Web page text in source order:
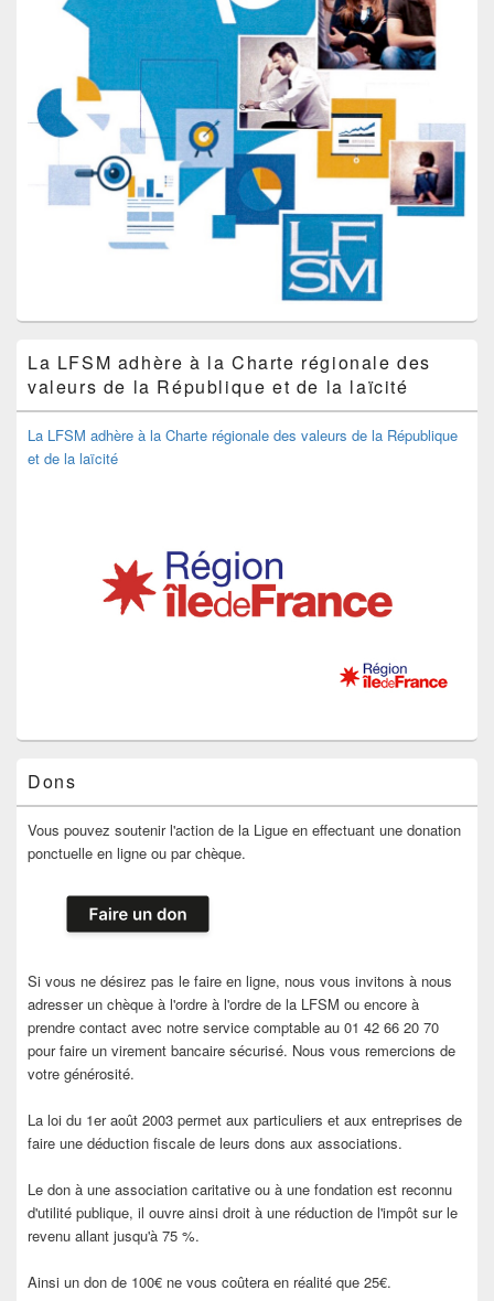
La LFSM adhère à la Charte régionale des
valeurs de la République et de la laïcité
La LFSM adhère à la Charte régionale des valeurs de la République
et de la laïcité
Dons
Vous pouvez soutenir l'action de la Ligue en effectuant une donation
ponctuelle en ligne ou par chèque.
Si vous ne désirez pas le faire en ligne, nous vous invitons à nous
adresser un chèque à l'ordre à l'ordre de la LFSM ou encore à
prendre contact avec notre service comptable au 01 42 66 20 70
pour faire un virement bancaire sécurisé. Nous vous remercions de
votre générosité.
La loi du 1er août 2003 permet aux particuliers et aux entreprises de
faire une déduction fiscale de leurs dons aux associations.
Le don à une association caritative ou à une fondation est reconnu
d'utilité publique, il ouvre ainsi droit à une réduction de l'impôt sur le
revenu allant jusqu'à 75 %.
Ainsi un don de 100€ ne vous coûtera en réalité que 25€.